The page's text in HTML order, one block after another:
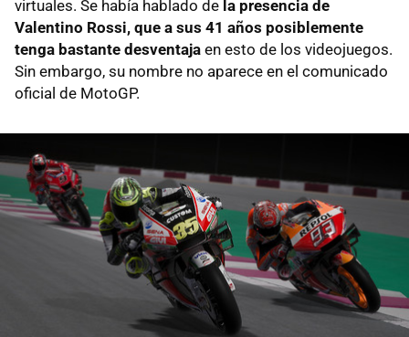
virtuales. Se había hablado de la presencia de
Valentino Rossi, que a sus 41 años posiblemente
tenga bastante desventaja en esto de los videojuegos.
Sin embargo, su nombre no aparece en el comunicado
oficial de MotoGP.